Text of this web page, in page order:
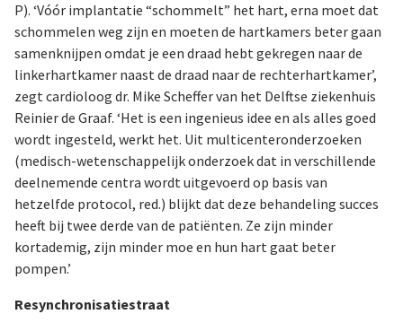
P). ‘Vóór implantatie “schommelt” het hart, erna moet dat
schommelen weg zijn en moeten de hartkamers beter gaan
samenknijpen omdat je een draad hebt gekregen naar de
linkerhartkamer naast de draad naar de rechterhartkamer’,
zegt cardioloog dr. Mike Scheffer van het Delftse ziekenhuis
Reinier de Graaf. ‘Het is een ingenieus idee en als alles goed
wordt ingesteld, werkt het. Uit multicenteronderzoeken
(medisch-wetenschappelijk onderzoek dat in verschillende
deelnemende centra wordt uitgevoerd op basis van
hetzelfde protocol, red.) blijkt dat deze behandeling succes
heeft bij twee derde van de patiënten. Ze zijn minder
kortademig, zijn minder moe en hun hart gaat beter
pompen.’
Resynchronisatiestraat